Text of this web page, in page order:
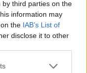
third parties on the
information may
the IAB’s List of
disclose it to other
or more Google